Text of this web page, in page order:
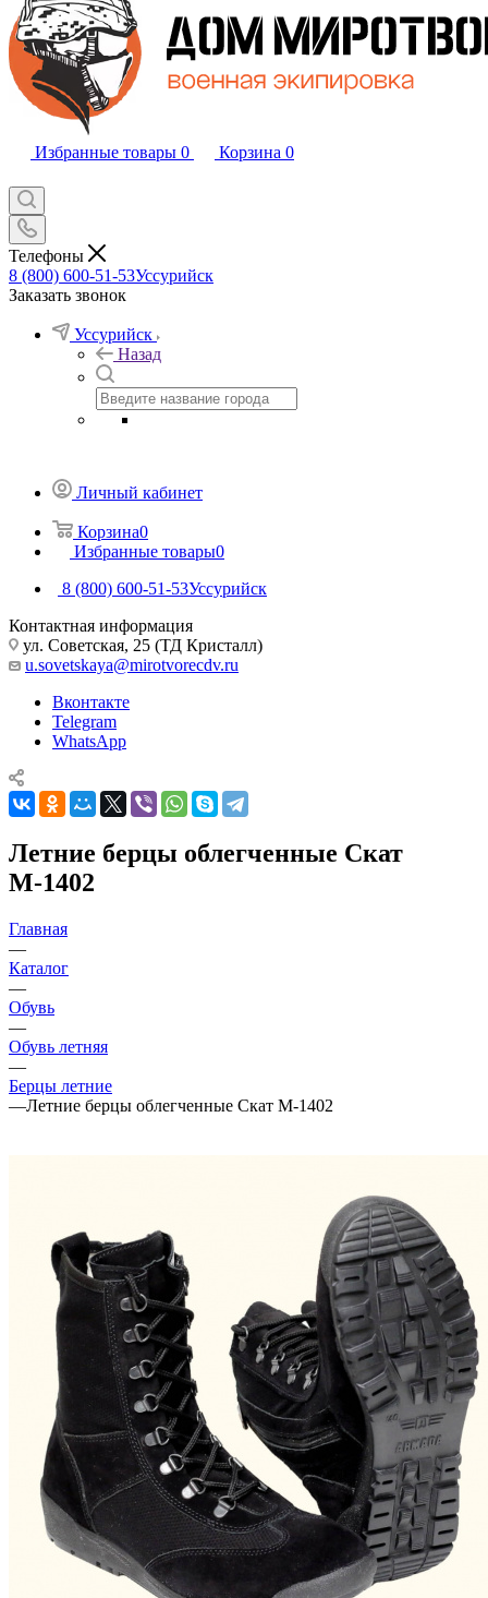
Избранные товары 0 Корзина 0
Телефоны
8 (800) 600-51-53Уссурийск
Заказать звонок
Уссурийск
Назад
Личный кабинет
Корзина0
Избранные товары0
8 (800) 600-51-53Уссурийск
Контактная информация
ул. Советская, 25 (ТД Кристалл)
u.sovetskaya@mirotvorecdv.ru
Вконтакте
Telegram
WhatsApp
Летние берцы облегченные Скат
М-1402
Главная
—
Каталог
—
Обувь
—
Обувь летняя
—
Берцы летние
—Летние берцы облегченные Скат М-1402